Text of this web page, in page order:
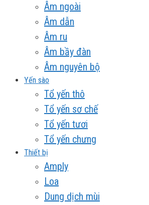
Âm ngoài
Âm dẫn
Âm ru
Âm bầy đàn
Âm nguyên bộ
Yến sào
Tổ yến thô
Tổ yến sơ chế
Tổ yến tươi
Tổ yến chưng
Thiết bị
Amply
Loa
Dung dịch mùi